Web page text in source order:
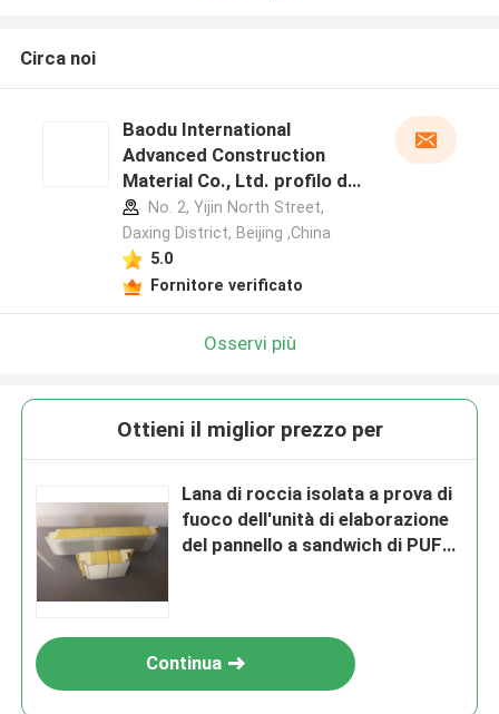
Circa noi
Baodu International
Advanced Construction
Material Co., Ltd. profilo del
produttore
No. 2, Yijin North Street,
Daxing District, Beijing ,China
5.0
Fornitore verificato
Osservi più
Ottieni il miglior prezzo per
Lana di roccia isolata a prova di
fuoco dell'unità di elaborazione
del pannello a sandwich di PUF
Continua